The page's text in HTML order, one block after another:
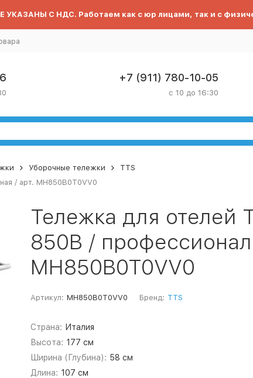
УКАЗАНЫ С НДС. Работаем как с юр лицами, так и с
+7 (911) 780-10-05
с 10 до 16:30
Уборочные тележки
TTS
/ арт. MH850B0T0VV0
Тележка для отелей
850B /
MH850B0T0VV0
Артикул: MH850B0T0VV0 Бренд: TTS
Страна: Италия
Высота: 177 см
Ширина (Глубина): 58 см
Длина: 107 см